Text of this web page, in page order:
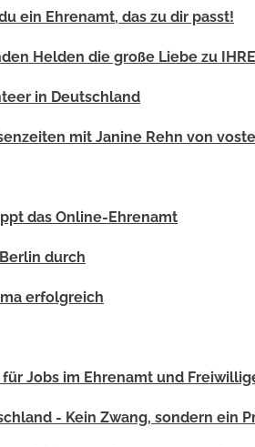
ein Ehrenamt, das zu dir passt!
Helden die große Liebe zu
in Deutschland
mit Janine Rehn von
das Online-Ehrenamt
durch
erfolgreich
Jobs im Ehrenamt und
- Kein Zwang, sondern ein